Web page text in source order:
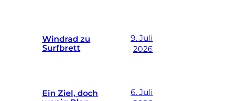
Windrad zu
Surfbrett
9. Juli
2026
Ein Ziel, doch
6. Juli